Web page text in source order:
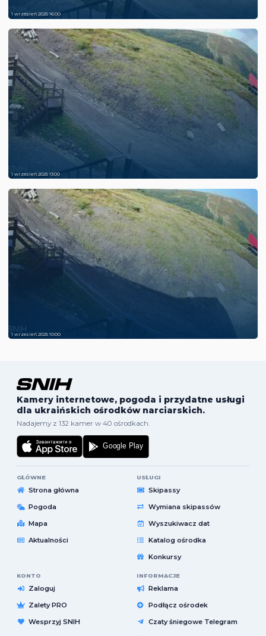
1 wrzesień 2025 16:00
1 wrzesień 2025 13:00
1 wrzesień 2025 10:00
Kamery internetowe, pogoda i przydatne usługi
dla ukraińskich ośrodków narciarskich.
Nadajemy z 132 kamer w 40 ośrodkach.
GŁÓWNE
Strona główna
Pogoda
Mapa
Aktualności
USŁUGI
Skipassy
Wymiana skipassów
Wyszukiwacz dat
Katalog ośrodka
Konkursy
KONTO
Zaloguj
Zalety PRO
Wesprzyj SNIH
INFORMACJE
Reklama
Podłącz ośrodek
Czaty śniegowe Telegram